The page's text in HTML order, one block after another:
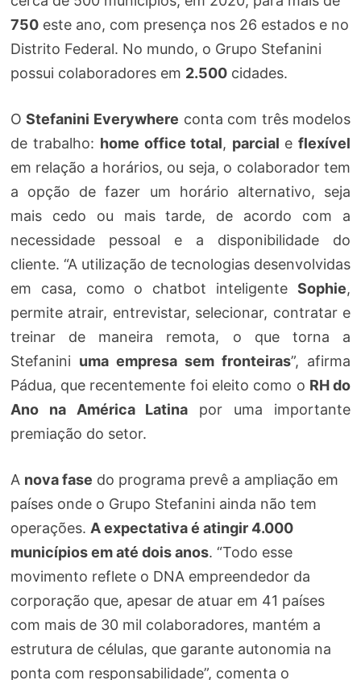
750este ano, com presença nos 26 estados e no
Distrito Federal. No mundo, o Grupo Stefanini
possui colaboradores em 2.500cidades.
OStefanini Everywhere conta com três modelos
de trabalho: home office total, parcial eflexível
em relação a horários, ou seja, o colaborador tem
a opção de fazer um horário alternativo, seja
mais cedo ou mais tarde, de acordo com a
necessidade pessoal e a disponibilidade do
cliente. “A utilização de tecnologias desenvolvidas
em casa, como o chatbot inteligenteSophie,
permite atrair, entrevistar, selecionar, contratar e
treinar de maneira remota, o que torna a
Stefanini uma empresa sem fronteiras”, afirma
Pádua, que recentemente foi eleito como o RH do
Ano na América Latina por uma importante
premiação do setor.
A nova fase do programa prevê a ampliação em
países onde o Grupo Stefanini ainda não tem
operações. A expectativa é atingir 4.000
municípios em até dois anos. “Todo esse
movimento reflete o DNA empreendedor da
corporação que, apesar de atuar em 41 países
com mais de 30 mil colaboradores, mantém a
estrutura de células, que garante autonomia na
ponta com responsabilidade”, comenta o